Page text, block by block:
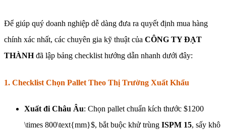
Để giúp quý doanh nghiệp dễ dàng đưa ra quyết định mua hàng
chính xác nhất, các chuyên gia kỹ thuật của CÔNG TY ĐẠT
THÀNHđã lập bảng checklist hướng dẫn nhanh dưới đây:
1. Checklist Chọn Pallet Theo Thị Trường Xuất Khẩu
Xuất đi Châu Âu: Chọn pallet chuẩn kích thước $1200
\times 800\text{mm}$, bắt buộc khử trùng ISPM 15, sấy khô